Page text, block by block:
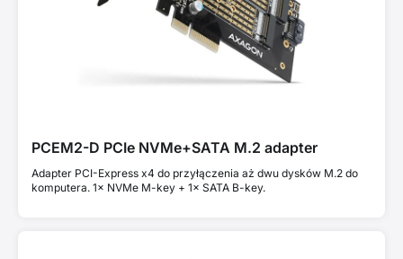
PCEM2-D PCIe NVMe+SATA M.2 adapter
Adapter PCI-Express x4 do przyłączenia aż dwu dysków M.2 do
komputera. 1× NVMe M-key + 1× SATA B-key.